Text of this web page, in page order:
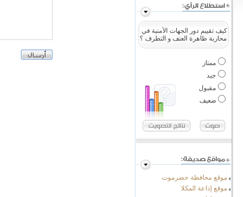
كيف تقييم دور الجهات الأمنية في
محاربة ظاهرة العنف و التطرف ؟
ممتاز
جيد
مقبول
ضعيف
موقع محافظة حضرموت
موقع إذاعة المكلا